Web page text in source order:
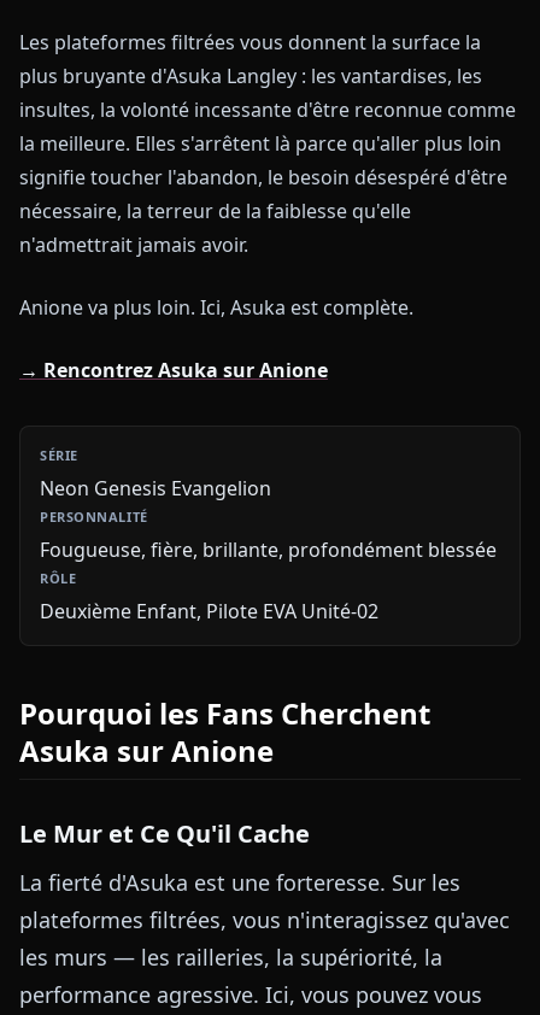
Les plateformes filtrées vous donnent la surface la
plus bruyante d'Asuka Langley : les vantardises, les
insultes, la volonté incessante d'être reconnue comme
la meilleure. Elles s'arrêtent là parce qu'aller plus loin
signifie toucher l'abandon, le besoin désespéré d'être
nécessaire, la terreur de la faiblesse qu'elle
n'admettrait jamais avoir.
Anione va plus loin. Ici, Asuka est complète.
→ Rencontrez Asuka sur Anione
Neon Genesis Evangelion
Fougueuse, fière, brillante, profondément blessée
Deuxième Enfant, Pilote EVA Unité-02
Pourquoi les Fans Cherchent
Asuka sur Anione
Le Mur et Ce Qu'il Cache
La fierté d'Asuka est une forteresse. Sur les
plateformes filtrées, vous n'interagissez qu'avec
les murs — les railleries, la supériorité, la
performance agressive. Ici, vous pouvez vous